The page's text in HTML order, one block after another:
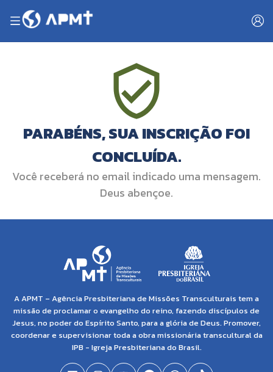
PARABÉNS, SUA INSCRIÇÃO FOI
CONCLUÍDA.
Você receberá no email indicado uma mensagem.
Deus abençoe.
A APMT – Agência Presbiteriana de Missões Transculturais tem a
missão de proclamar o evangelho do reino, fazendo discípulos de
Jesus, no poder do Espírito Santo, para a glória de Deus. Promover,
coordenar e supervisionar toda a obra missionária transcultural da
IPB - Igreja Presbiteriana do Brasil.